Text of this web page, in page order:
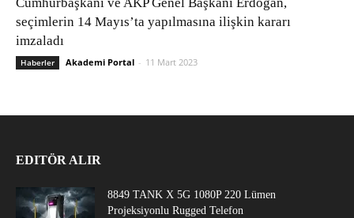
seçimlerin 14 Mayıs’ta yapılmasına ilişkin kararı
imzaladı
Haberler Akademi Portal - 11 Mart 2023
EDITÖR ALIR
8849 TANK X 5G 1080P 220 Lümen
Projeksiyonlu Rugged Telefon